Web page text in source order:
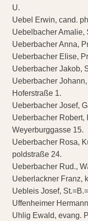
U.
Uebel Erwin, cand.
Uebelbacher Amalie,
Ueberbacher Anna,
Ueberbacher Elise,
Ueberbacher Jakob,
Ueberbacher
Hoferstraße 1.
Ueberbacher Josef,
Ueberbacher Robert,
Weyerburggasse 15.
Ueberbacher Rosa,
poldstraße 24.
Ueberbacher Rud.,
Ueberlackner Franz,
Uebleis Josef,
Uffenheimer
Uhlig Ewald, evang.